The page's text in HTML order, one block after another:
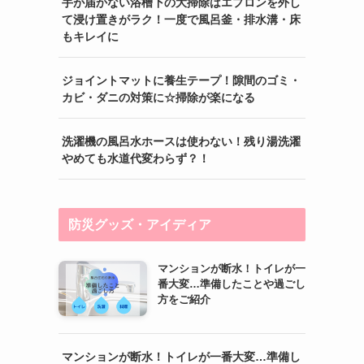
手が届かない浴槽下の大掃除はエプロンを外し
て浸け置きがラク！一度で風呂釜・排水溝・床
もキレイに
ジョイントマットに養生テープ！隙間のゴミ・
カビ・ダニの対策に☆掃除が楽になる
洗濯機の風呂水ホースは使わない！残り湯洗濯
やめても水道代変わらず？！
防災グッズ・アイディア
マンションが断水！トイレが一
番大変…準備したことや過ごし
方をご紹介
マンションが断水！トイレが一番大変…準備し